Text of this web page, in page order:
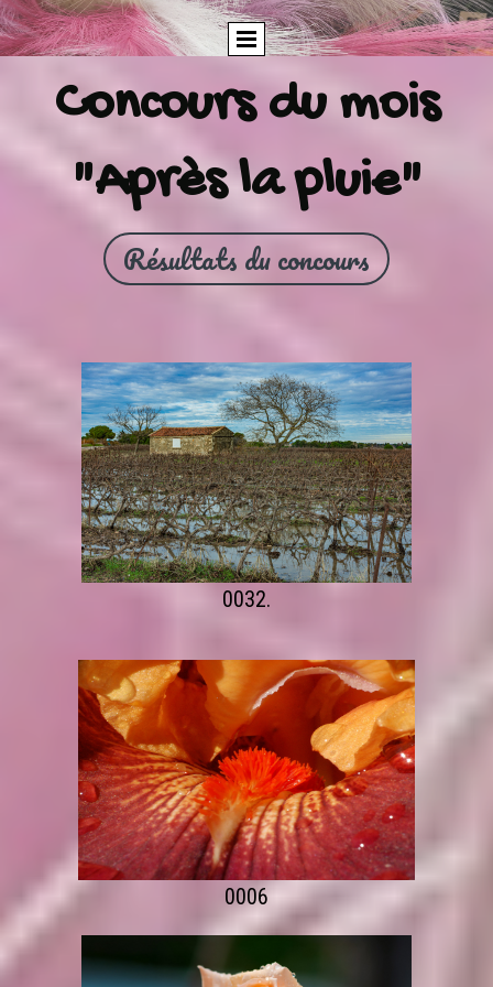
Concours du mois
"Après la pluie"
Résultats du concours
0032.
0006